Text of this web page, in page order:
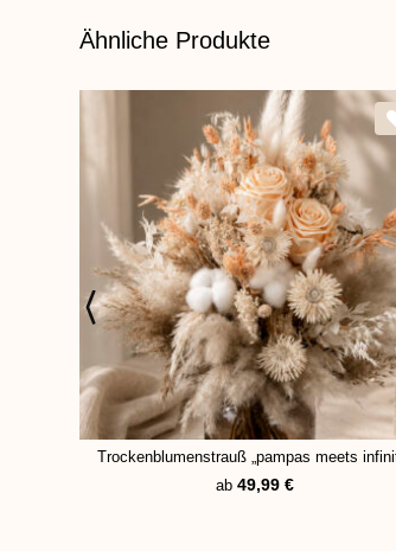
Ähnliche Produkte
Trockenblumenstrauß „pampas meets
ab 49,99 €